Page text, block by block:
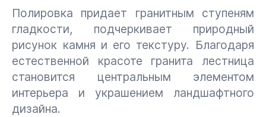
Полировка придает гранитным ступеням
гладкости, подчеркивает природный
рисунок камня и его текстуру. Благодаря
естественной красоте гранита лестница
становится центральным элементом
интерьера и украшением ландшафтного
дизайна.